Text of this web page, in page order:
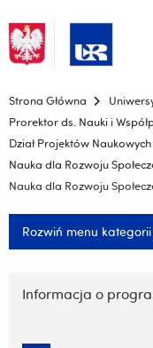
Menu - górna
Strona Główna
Prorektor ds. Nauki i
Dział Projektów Naukowych
Nauka dla Rozwoju
Nauka dla Rozwoju
Rozwiń menu kategorii
nawigację
Informacja o